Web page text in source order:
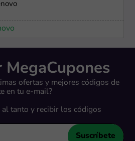
ofertas y mejores códigos de
en tu e-mail?
al tanto y recibir los códigos
Suscríbete